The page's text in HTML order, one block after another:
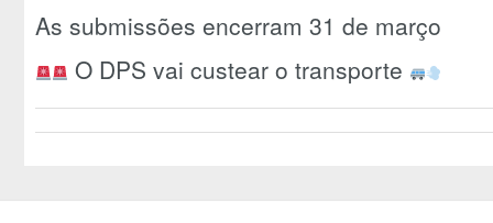
As submissões encerram 31 de março
O DPS vai custear o transporte